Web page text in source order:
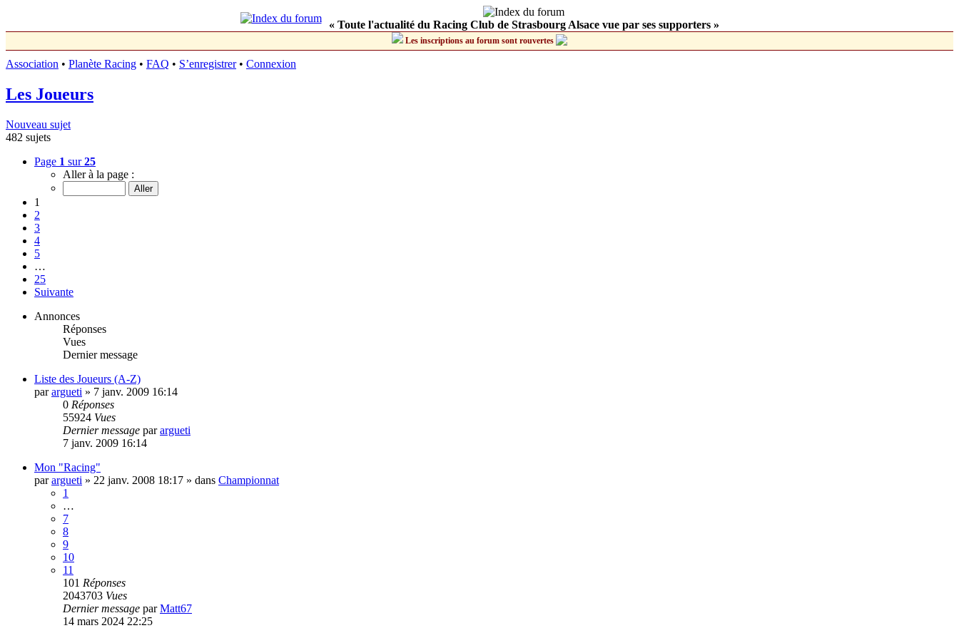
« Toute l'actualité du Racing Club de Strasbourg Alsace vue par ses supporters »
Les inscriptions au forum sont rouvertes
Association • Planète Racing • FAQ • S’enregistrer• Connexion
Les Joueurs
Nouveau sujet
482 sujets
Page 1 sur25
Aller à la page :
1
2
3
4
5
…
25
Suivante
Annonces
Réponses
Vues
Dernier message
Liste des Joueurs (A-Z)
parargueti » 7 janv. 2009 16:14
0 Réponses
55924 Vues
Dernier message parargueti
7 janv. 2009 16:14
Mon "Racing"
parargueti » 22 janv. 2008 18:17 » dans Championnat
1
…
7
8
9
10
11
101 Réponses
2043703 Vues
Dernier message parMatt67
14 mars 2024 22:25